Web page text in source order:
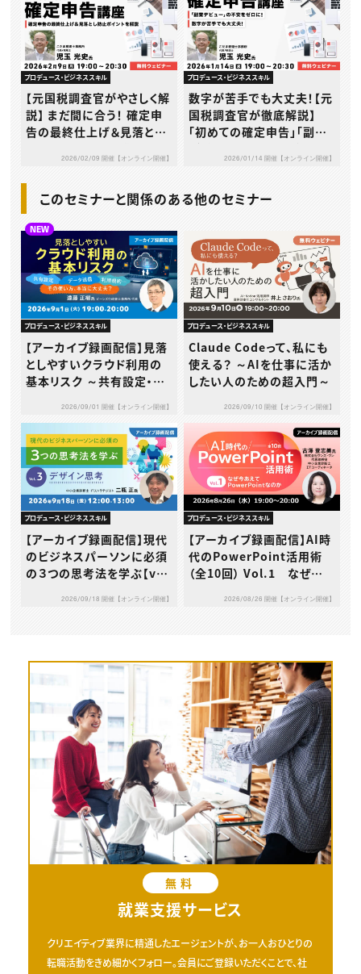
プロデュース・ビジネススキル
【元国税調査官がやさしく解
説】 まだ間に合う！ 確定申
告の最終仕上げ＆見落とし
2026/02/09 開催【オンライン開催】
プロデュース・ビジネススキル
数字が苦手でも大丈夫！【元
国税調査官が徹底解説】
「初めての確定申告」「副業
デビュー」の不安をゼロに
する やさしい基礎講座
2026/01/14 開催【オンライン開催】
このセミナーと関係のある他のセミナー
NEW
プロデュース・ビジネススキル
【アーカイブ録画配信】見落
としやすいクラウド利用の
基本リスク ～共有設定・デ
使い方、本当に大丈夫？～
2026/09/01 開催【オンライン開催】
プロデュース・ビジネススキル
Claude Codeって、私にも
使える？ ～AIを仕事に活か
したい人のための超入門～
2026/09/10 開催【オンライン開催】
プロデュース・ビジネススキル
【アーカイブ録画配信】現代
のビジネスパーソンに必須
の３つの思考法を学ぶ【vo
2026/09/18 開催【オンライン開催】
プロデュース・ビジネススキル
【アーカイブ録画配信】AI時
代のPowerPoint活用術
（全10回） Vol.1 なぜ今
2026/08/26 開催【オンライン開催】
無料
就業支援サービス
クリエイティブ業界に精通したエージェントが、お一人おひとりの
転職活動をきめ細かくフォロー。会員にご登録いただくことで、社